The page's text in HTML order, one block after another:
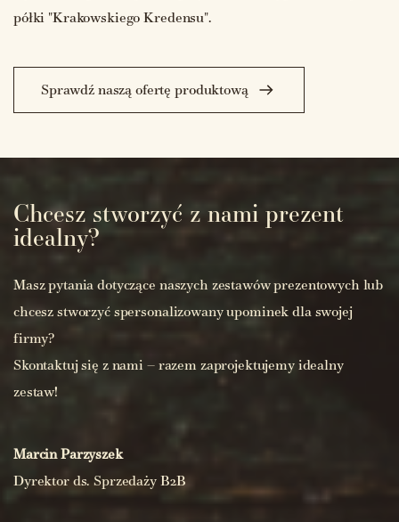
półki "Krakowskiego Kredensu".
Sprawdź naszą ofertę produktową
Chcesz stworzyć z nami prezent
idealny?
Masz pytania dotyczące naszych zestawów prezentowych lub
chcesz stworzyć spersonalizowany upominek dla swojej
firmy?
Skontaktuj się z nami – razem zaprojektujemy idealny
zestaw!
Marcin Parzyszek
Dyrektor ds. Sprzedaży B2B